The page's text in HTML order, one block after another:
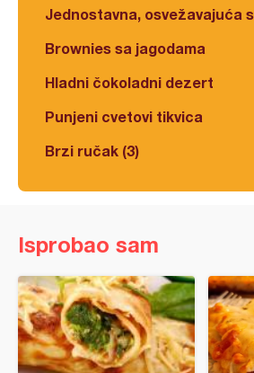
Jednostavna, osvežavajuća
Brownies sa jagodama
Hladni čokoladni dezert
Punjeni cvetovi tikvica
Brzi ručak (3)
Isprobao sam